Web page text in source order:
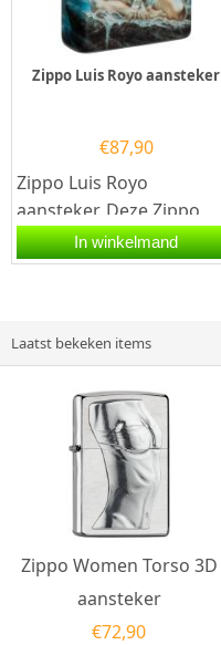
Zippo Luis Royo aansteker
€87,90
Zippo Luis Royo
aansteker. Deze Zippo
heeft een Matte
afwerking met rondom
In winkelmand
Laatst bekeken items
Zippo Women Torso 3D
aansteker
€72,90